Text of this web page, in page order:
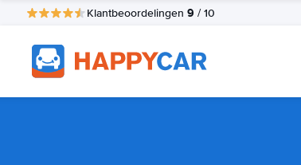
Klantbeoordelingen 9 / 10